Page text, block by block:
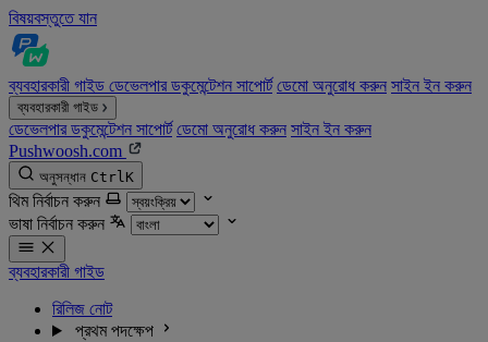
বিষয়বস্তুতে যান
ব্যবহারকারী গাইড ডেভেলপার ডকুমেন্টেশন সাপোর্ট ডেমো অনুরোধ করুন সাইন ইন করুন
ব্যবহারকারী গাইড
ডেভেলপার ডকুমেন্টেশন সাপোর্ট ডেমো অনুরোধ করুন সাইন ইন করুন
Pushwoosh.com
অনুসন্ধান CtrlK
থিম নির্বাচন করুন
ভাষা নির্বাচন করুন
ব্যবহারকারী গাইড
রিলিজ নোট
প্রথম পদক্ষেপ